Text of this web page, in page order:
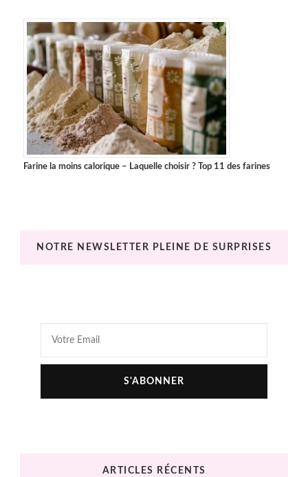
Farine la moins calorique – Laquelle choisir ? Top 11 des farines
NOTRE NEWSLETTER PLEINE DE SURPRISES
ARTICLES RÉCENTS